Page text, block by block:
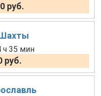
руб.
ч 35 мин
руб.